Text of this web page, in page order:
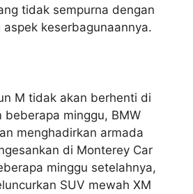
tidak sempurna dengan
keserbagunaannya.
M tidak akan berhenti di
beberapa minggu, BMW
menghadirkan armada
di Monterey Car
minggu setelahnya,
SUV mewah XM